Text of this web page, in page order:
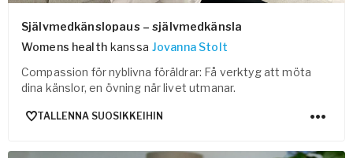
Självmedkänslopaus – självmedkänsla
Womens health kanssa Jovanna Stolt
Compassion för nyblivna föräldrar: Få verktyg att möta
dina känslor, en övning när livet utmanar.
TALLENNA SUOSIKKEIHIN